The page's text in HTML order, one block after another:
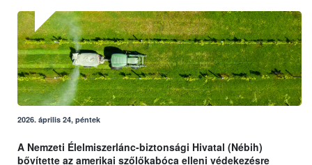
2026. április 24, péntek
A Nemzeti Élelmiszerlánc-biztonsági Hivatal (Nébih)
bővítette az amerikai szőlőkabóca elleni védekezésre